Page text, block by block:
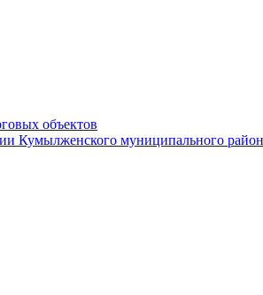
объектов
Кумылженского муниципального